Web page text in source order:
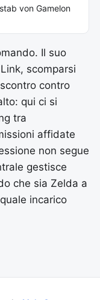
von Gamelon
Il suo
scomparsi
contro
qui ci si
tra
affidate
non segue
gestisce
che sia Zelda a
incarico